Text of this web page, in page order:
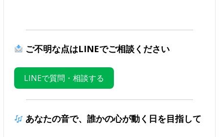
ご不明な点はLINEでご相談ください
LINEで質問・相談する
あなたの音で、誰かの心が動く日を目指して